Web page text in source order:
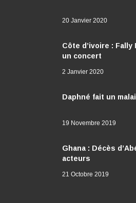
20 Janvier 2020
Côte d’ivoire :
un concert
2 Janvier 2020
Daphné fait un
19 Novembre 2019
Ghana : Décès
acteurs
21 Octobre 2019